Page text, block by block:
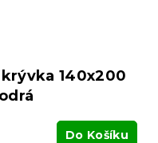
140x200
Do Košíku